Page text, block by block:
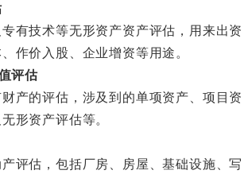
技术等无形资产资产评估，用来出资
作价入股、企业增资等用途。
评估
的评估，涉及到的单项资产、项目资
形资产评估等。
估，包括厂房、房屋、基础设施、写